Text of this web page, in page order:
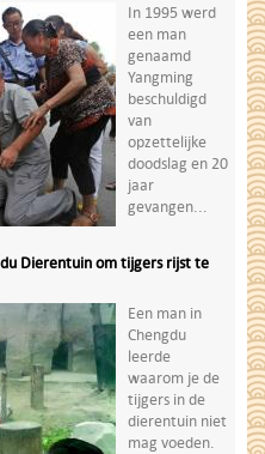
In 1995 werd
een man
genaamd
Yangming
beschuldigd
van
opzettelijke
doodslag en 20
jaar
gevangen...
Dierentuin om tijgers rijst te
Een man in
Chengdu
leerde
waarom je de
tijgers in de
dierentuin niet
mag voeden.